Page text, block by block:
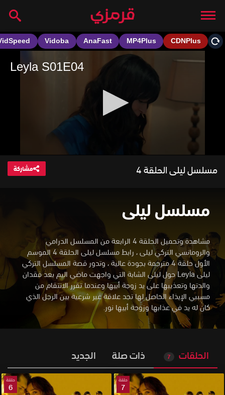
مسلسل ليلى الحلقة 4 مشاركة
مسلسل ليلى
مشاهدة وتحميل الحلقة 4 الرابعة من المسلسل الدرامي
والرومانسي التركي ليلى ، رابط مسلسل ليلى الحلقة 4 الموسم
الأول حلقة 4 مترجمة بجودة عالية ،وتدور قصة المسلسل التركي
ليلى Leyla حول ليلى الشابة التي واجهت ماضي اليم بعد فقدان
والدتها وتعذيبها على يد زوجة أبيها وعندما تقرر الانتقام من
مسببي الإيذاء الحاصل لها تجد علاقة غير شرعية بين الرجل الذي
كان له يد في عذابها وزوجة أبيها نور.
الحلقات 7 ذات صلة الجديد
حلقة
7
حلقة
6